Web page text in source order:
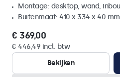
Montage: desktop, wand,
Buitenmaat: 410 x 334 x 40 mm
€ 369,00
€ 446,49 incl. btw
Bekijken